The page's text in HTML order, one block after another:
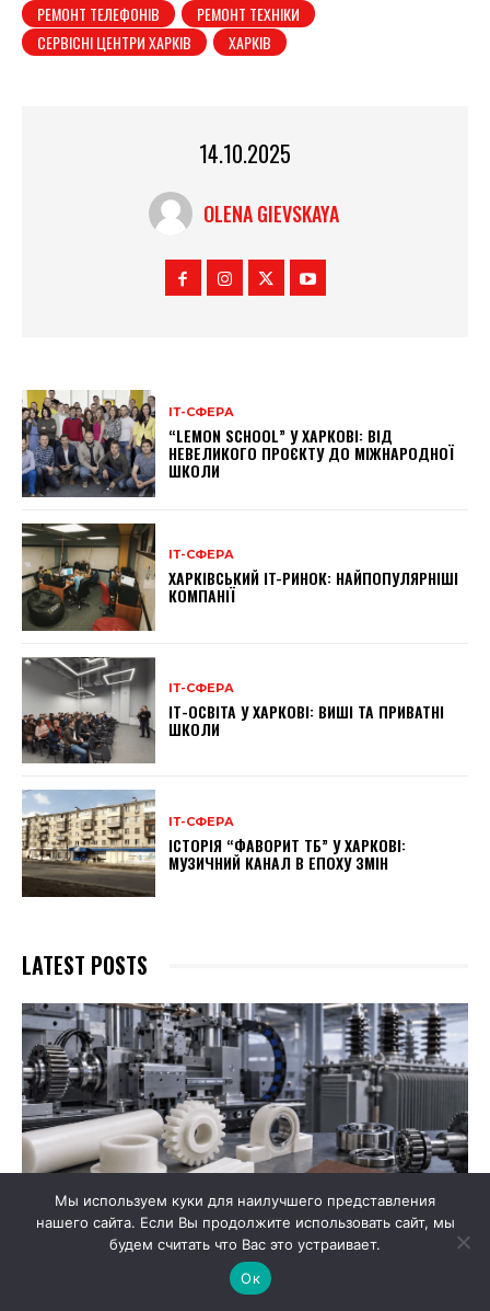
РЕМОНТ ТЕЛЕФОНІВ
РЕМОНТ ТЕХНІКИ
СЕРВІСНІ ЦЕНТРИ ХАРКІВ
ХАРКІВ
14.10.2025
OLENA GIEVSKAYA
ІТ-СФЕРА
“LEMON SCHOOL” У ХАРКОВІ: ВІД
НЕВЕЛИКОГО ПРОЄКТУ ДО МІЖНАРОДНОЇ
ШКОЛИ
ІТ-СФЕРА
ХАРКІВСЬКИЙ IT-РИНОК: НАЙПОПУЛЯРНІШІ
КОМПАНІЇ
ІТ-СФЕРА
ІТ-ОСВІТА У ХАРКОВІ: ВИШІ ТА ПРИВАТНІ
ШКОЛИ
ІТ-СФЕРА
ІСТОРІЯ “ФАВОРИТ ТБ” У ХАРКОВІ:
МУЗИЧНИЙ КАНАЛ В ЕПОХУ ЗМІН
LATEST POSTS
Мы используем куки для наилучшего представления
нашего сайта. Если Вы продолжите использовать сайт, мы
будем считать что Вас это устраивает.
Ок